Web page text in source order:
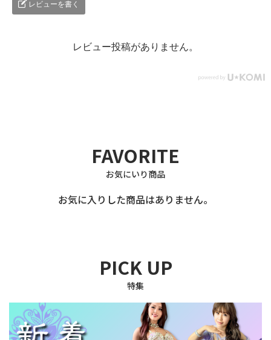
レビューを書く
レビュー投稿がありません。
FAVORITE
お気にいり商品
お気に入りした商品はありません。
PICK UP
特集